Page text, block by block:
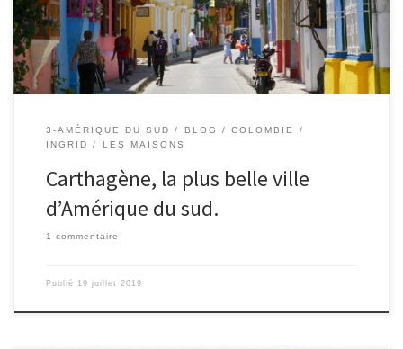
ses balcons en bois recouverts de fleurs, ses fenêtres ouvragées,
ses musiques […]
3-AMÉRIQUE DU SUD BLOG
COLOMBIE
INGRID
LES MAISONS
Carthagène, la plus belle ville
d’Amérique du sud.
1 commentaire
Publié 19 juillet 2019